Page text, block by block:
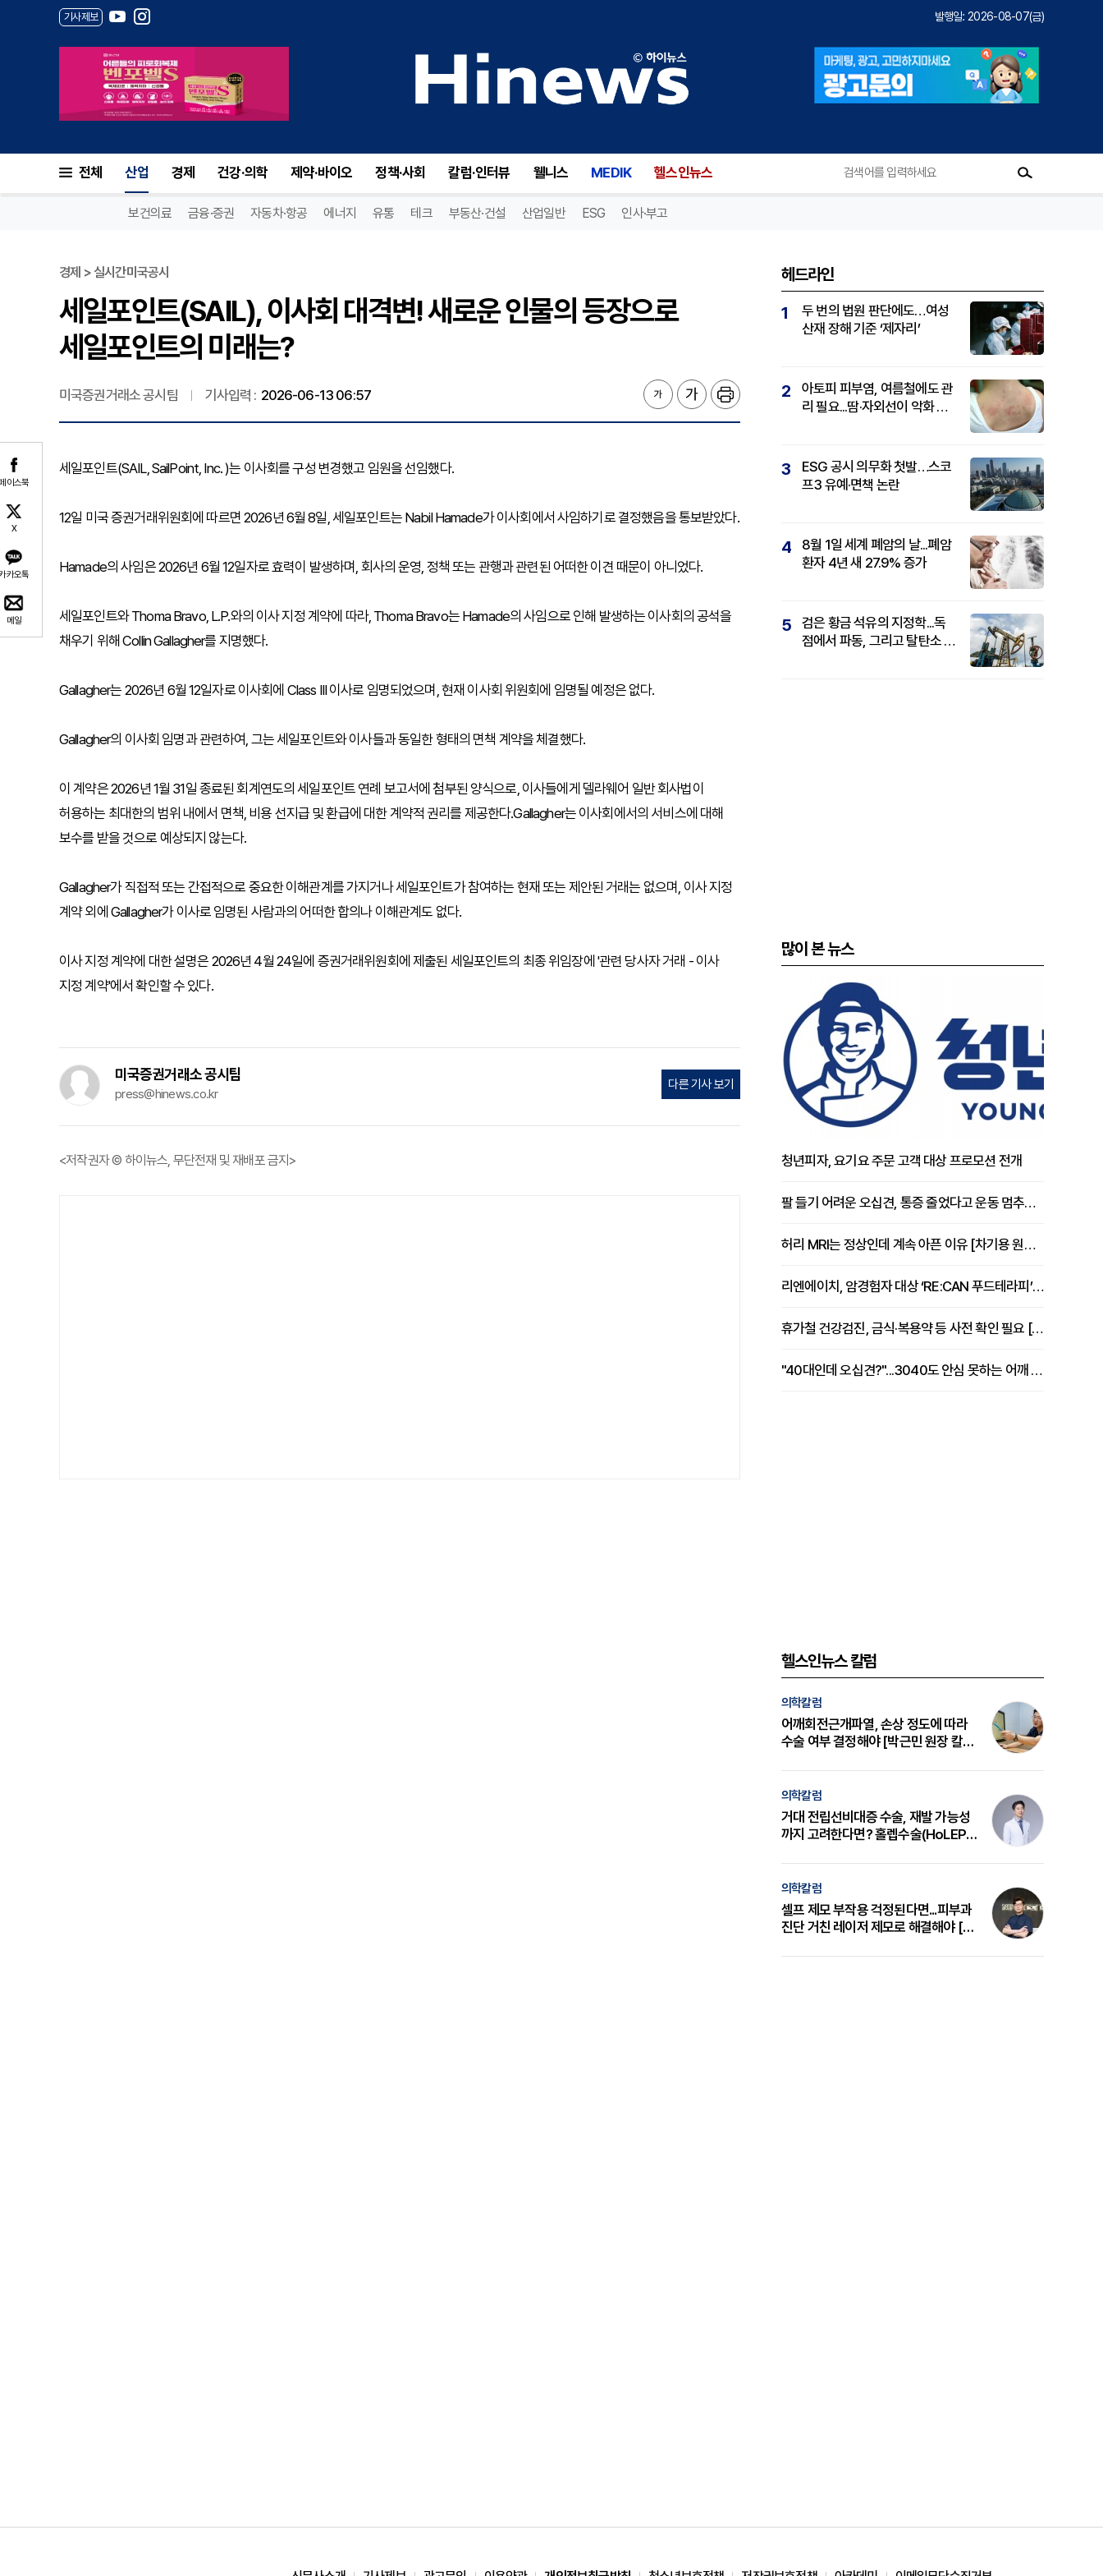
기사제보 발행일: 2026-08-07(금)
전체 산업 경제 건강·의학 제약·바이오 정책·사회 칼럼·인터뷰 웰니스 MEDIK 헬스인뉴스
보건의료 금융·증권 자동차·항공 에너지 유통 테크 부동산·건설 산업일반 ESG 인사·부고
이스북
X
카오톡
메일
경제 > 실시간미국공시
세일포인트(SAIL), 이사회 대격변! 새로운 인물의 등장으로
세일포인트의 미래는?
미국증권거래소 공시팀 기사입력 : 2026-06-13 06:57
세일포인트(SAIL, SailPoint, Inc. )는 이사회를 구성 변경했고 임원을 선임했다.
12일 미국 증권거래위원회에 따르면 2026년 6월 8일, 세일포인트는 Nabil Hamade가 이사회에서 사임하기로 결정했음을 통보받았다.
Hamade의 사임은 2026년 6월 12일자로 효력이 발생하며, 회사의 운영, 정책 또는 관행과 관련된 어떠한 이견 때문이 아니었다.
세일포인트와 Thoma Bravo, L.P.와의 이사 지정 계약에 따라, Thoma Bravo는 Hamade의 사임으로 인해 발생하는 이사회의 공석을
채우기 위해 Collin Gallagher를 지명했다.
Gallagher는 2026년 6월 12일자로 이사회에 Class III 이사로 임명되었으며, 현재 이사회 위원회에 임명될 예정은 없다.
Gallagher의 이사회 임명과 관련하여, 그는 세일포인트와 이사들과 동일한 형태의 면책 계약을 체결했다.
이 계약은 2026년 1월 31일 종료된 회계연도의 세일포인트 연례 보고서에 첨부된 양식으로, 이사들에게 델라웨어 일반 회사법이
허용하는 최대한의 범위 내에서 면책, 비용 선지급 및 환급에 대한 계약적 권리를 제공한다.Gallagher는 이사회에서의 서비스에 대해
보수를 받을 것으로 예상되지 않는다.
Gallagher가 직접적 또는 간접적으로 중요한 이해관계를 가지거나 세일포인트가 참여하는 현재 또는 제안된 거래는 없으며, 이사 지정
계약 외에 Gallagher가 이사로 임명된 사람과의 어떠한 합의나 이해관계도 없다.
이사 지정 계약에 대한 설명은 2026년 4월 24일에 증권거래위원회에 제출된 세일포인트의 최종 위임장에 '관련 당사자 거래 - 이사
지정 계약'에서 확인할 수 있다.
미국증권거래소 공시팀
press@hinews.co.kr
다른 기사 보기
<저작권자 © 하이뉴스, 무단전재 및 재배포 금지>
헤드라인
1
두 번의 법원 판단에도…여성
산재 장해 기준 ‘제자리’
2
아토피 피부염, 여름철에도 관
리 필요...땀·자외선이 악화 요
3
ESG 공시 의무화 첫발…스코
프3 유예·면책 논란
4
8월 1일 세계 폐암의 날...폐암
환자 4년 새 27.9% 증가
5
검은 황금 석유의 지정학...독
점에서 파동, 그리고 탈탄소 패
많이 본 뉴스
청년피자, 요기요 주문 고객 대상 프로모션 전개
팔 들기 어려운 오십견, 통증 줄었다고 운동 멈추면 안 되는 이유 [이병욱 원장 칼럼]
허리 MRI는 정상인데 계속 아픈 이유 [차기용 원장 칼럼]
리엔에이치, 암경험자 대상 ‘RE:CAN 푸드테라피’ 운영
휴가철 건강검진, 금식·복용약 등 사전 확인 필요 [정도감 원장 칼럼]
"40대인데 오십견?"...3040도 안심 못하는 어깨 유착성 관절낭염
헬스인뉴스 칼럼
의학칼럼
어깨회전근개파열, 손상 정도에 따라
수술 여부 결정해야 [박근민 원장 칼
의학칼럼
거대 전립선비대증 수술, 재발 가능성
까지 고려한다면? 홀렙수술(HoLEP)
의학칼럼
셀프 제모 부작용 걱정된다면...피부과
진단 거친 레이저 제모로 해결해야 [변